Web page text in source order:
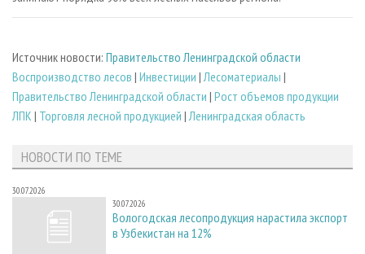
Источник новости: Правительство Ленинградской области
Воспроизводство лесов | Инвестиции |Лесоматериалы |
Правительство Ленинградской области | Рост объемов продукции
ЛПК | Торговля лесной продукцией |Ленинградская область
НОВОСТИ ПО ТЕМЕ
30.07.2026
30.07.2026
Вологодская лесопродукция нарастила экспорт
в Узбекистан на 12%